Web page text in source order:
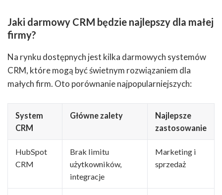
Jaki darmowy CRM będzie najlepszy dla małej
firmy?
Na rynku dostępnych jest kilka darmowych systemów
CRM, które mogą być świetnym rozwiązaniem dla
małych firm. Oto porównanie najpopularniejszych:
System
CRM
Główne zalety
Najlepsze
zastosowanie
HubSpot
CRM
Brak limitu
użytkowników,
integracje
Marketing i
sprzedaż